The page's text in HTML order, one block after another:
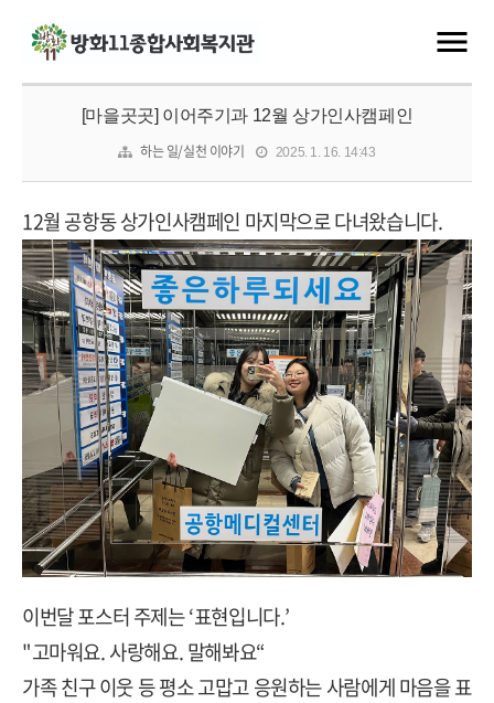
[마을곳곳] 이어주기과 12월 상가인사캠페인
하는 일/실천 이야기 2025. 1. 16. 14:43
12월 공항동 상가인사캠페인 마지막으로 다녀왔습니다.
이번달 포스터 주제는‘표현입니다.’
"고마워요.사랑해요.말해봐요“
가족 친구 이웃 등 평소 고맙고 응원하는 사람에게 마음을 표